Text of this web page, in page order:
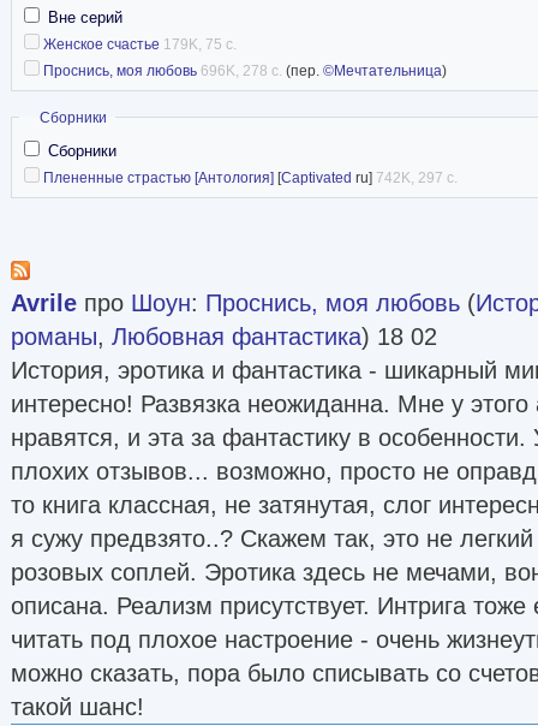
Вне серий
Женское счастье 179K, 75 с.
Проснись, моя любовь 696K, 278 с. (пер. ©Мечтательница)
Скрыть
Сборники
Сборники
Плененные страстью [Антология] [Captivated ru] 742K, 297 с.
Avrile про Шоун: Проснись, моя любовь (
романы, Любовная фантастика) 18 02
История, эротика и фантастика - шикарный
интересно! Развязка неожиданна. Мне у этого
нравятся, и эта за фантастику в
плохих отзывов... возможно, просто не
то книга классная, не затянутая, слог
я сужу предвзято..? Скажем так, это не
розовых соплей. Эротика здесь не мечами,
описана. Реализм присутствует. Интрига
читать под плохое настроение - очень
можно сказать, пора было списывать со
такой шанс!